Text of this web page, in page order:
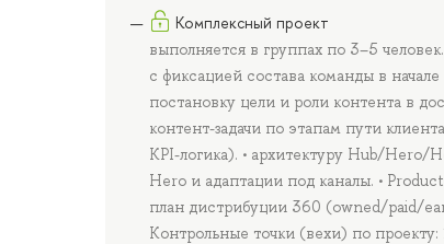
Комплексный проект
выполняется в группах по 3–5
с фиксацией состава команды в
постановку цели и роли контента в
контент-задачи по этапам пути
KPI-логика). • архитектуру Hub/Hero/
Hero и адаптации под каналы. •
план дистрибуции 360 (owned/paid/
Контрольные точки (вехи) по